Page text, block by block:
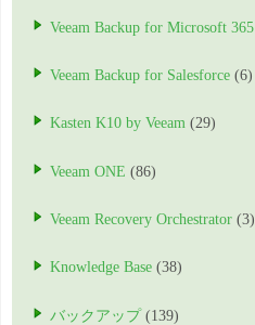
Veeam Backup for Microsoft 365
Veeam Backup for Salesforce (6)
Kasten K10 by Veeam (29)
Veeam ONE (86)
Veeam Recovery Orchestrator (3)
Knowledge Base (38)
バックアップ (139)